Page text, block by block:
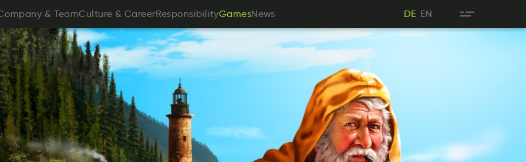
& TeamCulture & CareerResponsibilityGames
meGsa
News
DE
DE
EN